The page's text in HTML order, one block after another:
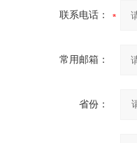
联系电话：
常用邮箱：
省份：